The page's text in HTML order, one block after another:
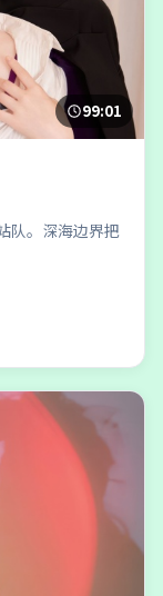
99:01
队。深海边界把